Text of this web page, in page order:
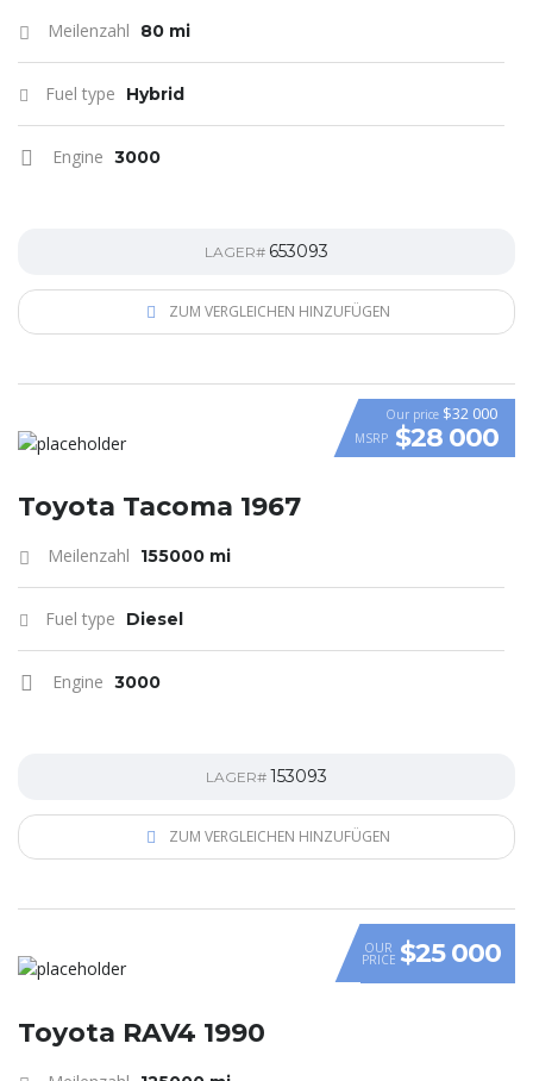
Meilenzahl 80 mi
Fuel type Hybrid
Engine 3000
LAGER# 653093
ZUM VERGLEICHEN HINZUFÜGEN
Our price $32 000
MSRP $28 000
Toyota Tacoma 1967
Meilenzahl 155000 mi
Fuel type Diesel
Engine 3000
LAGER# 153093
ZUM VERGLEICHEN HINZUFÜGEN
OUR
PRICE $25 000
Toyota RAV4 1990